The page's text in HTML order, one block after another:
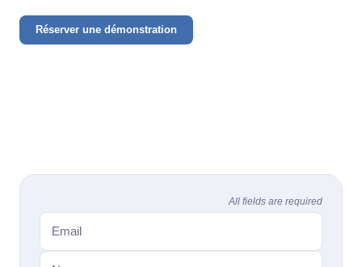
Réserver une démonstration
All fields are required